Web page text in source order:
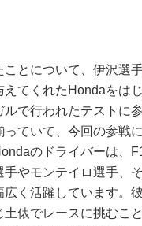
とについて、伊沢選
てくれたHondaをは
で行われたテストに
ていて、今回の参戦
のドライバーは、
やモンテイロ選手、
く活躍しています。
俵でレースに挑むこ